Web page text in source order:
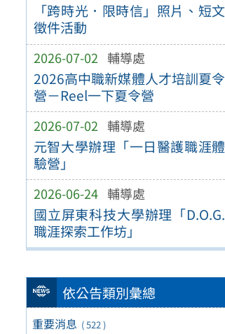
「跨時光．限時信」照片、短文
徵件活動
2026-07-02 輔導處
2026高中職新媒體人才培訓夏令
營－Reel一下夏令營
2026-07-02 輔導處
元智大學辦理「一日醫護職涯體
驗營」
2026-06-24 輔導處
國立屏東科技大學辦理「D.O.G.
職涯探索工作坊」
依公告類別彙總
重要消息 ( 522 )